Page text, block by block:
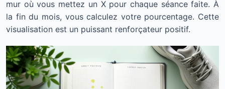
mur où vous mettez un X pour chaque séance faite. À
la fin du mois, vous calculez votre pourcentage. Cette
visualisation est un puissant renforçateur positif.